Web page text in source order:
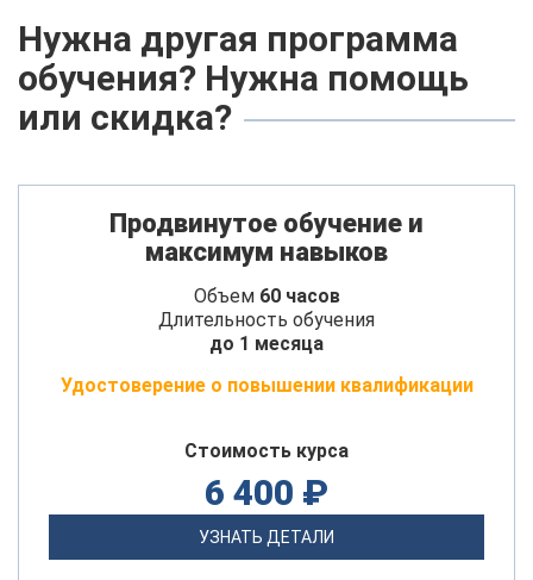
Нужна другая программа
обучения? Нужна помощь
или скидка?
Продвинутое обучение и
максимум навыков
Объем 60 часов
Длительность обучения
до 1 месяца
Удостоверение о повышении квалификации
Стоимость курса
6 400 ₽
УЗНАТЬ ДЕТАЛИ